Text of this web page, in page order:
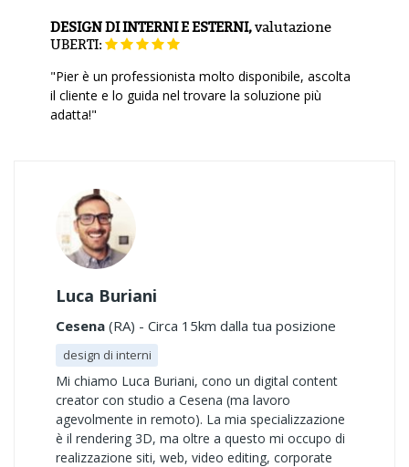
DESIGN DI INTERNI E ESTERNI,valutazione
UBERTI:
"Pier è un professionista molto disponibile, ascolta
il cliente e lo guida nel trovare la soluzione più
adatta!"
Luca Buriani
Cesena (RA) - Circa 15km dalla tua posizione
design di interni
Mi chiamo Luca Buriani, cono un digital content
creator con studio a Cesena (ma lavoro
agevolmente in remoto). La mia specializzazione
è il rendering 3D, ma oltre a questo mi occupo di
realizzazione siti, web, video editing, corporate